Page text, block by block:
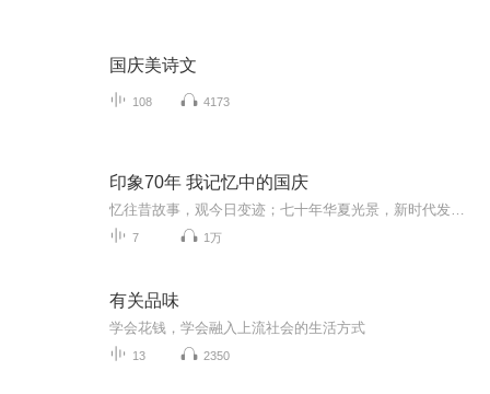
国庆美诗文
108 4173
印象70年 我记忆中的国庆
7 1万
有关品味
学会花钱，学会融入上流社会的生活方式
13 2350